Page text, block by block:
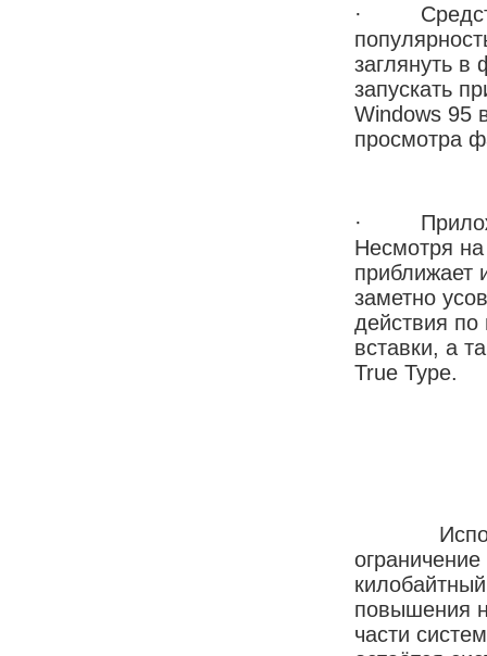
·
заглянуть в
запускать
Windows 95
просмотра
·
Несмотря
приближает
заметно
действия
вставки, а
True Type.
повышения
части